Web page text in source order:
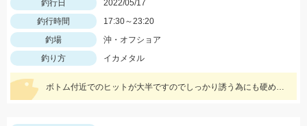
釣行日
2022/05/17
釣行時間
17:30～23:20
釣場
沖・オフショア
釣り方
イカメタル
ボトム付近でのヒットが大半ですのでしっかり誘う為にも硬めの竿がオススメ！スッテは基本色の赤緑・赤黄などの20号がメインです。